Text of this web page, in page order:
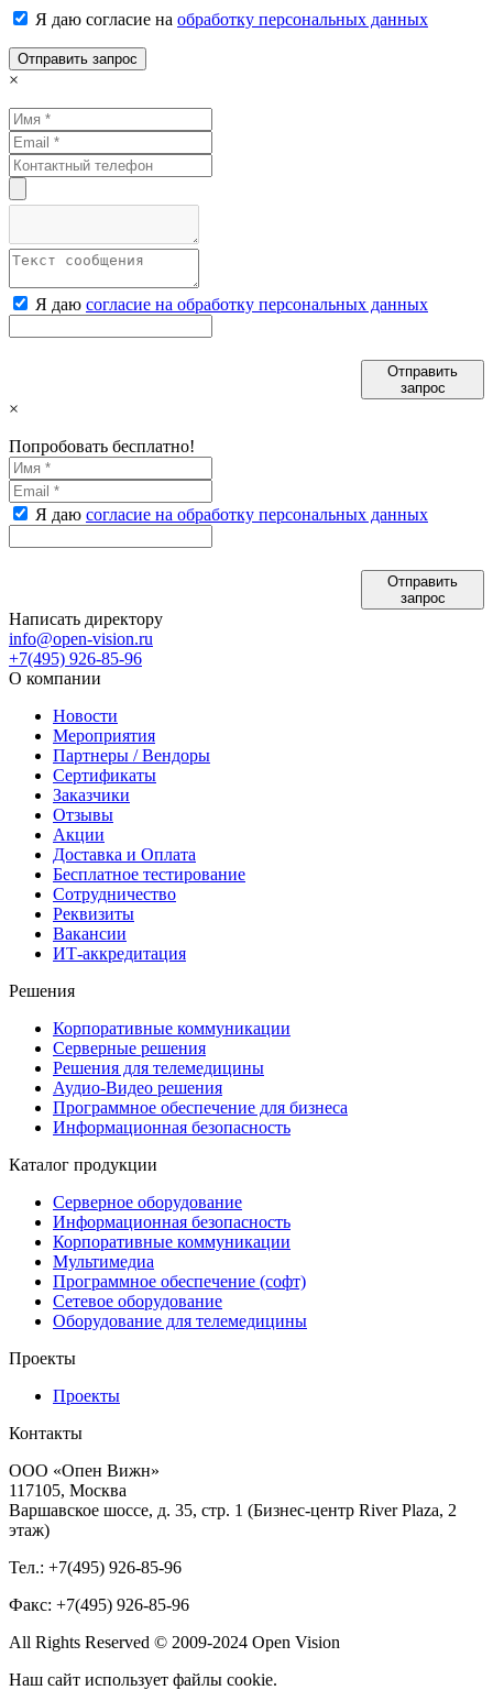
Я даю согласие на обработку персональных данных
Отправить запрос
×
Я даю согласие на обработку персональных данных
Отправить
запрос
×
Попробовать бесплатно!
Я даю согласие на обработку персональных данных
Отправить
запрос
Написать директору
info@open-vision.ru
+7(495) 926-85-96
О компании
Новости
Мероприятия
Партнеры / Вендоры
Сертификаты
Заказчики
Отзывы
Акции
Доставка и Оплата
Бесплатное тестирование
Сотрудничество
Реквизиты
Вакансии
ИТ-аккредитация
Решения
Корпоративные коммуникации
Серверные решения
Решения для телемедицины
Аудио-Видео решения
Программное обеспечение для бизнеса
Информационная безопасность
Каталог продукции
Серверное оборудование
Информационная безопасность
Корпоративные коммуникации
Мультимедиа
Программное обеспечение (софт)
Сетевое оборудование
Оборудование для телемедицины
Проекты
Проекты
Контакты
ООО «Опен Вижн»
117105, Москва
Варшавское шоссе, д. 35, стр. 1 (Бизнес-центр River Plaza, 2
этаж)
Тел.: +7(495) 926-85-96
Факс: +7(495) 926-85-96
All Rights Reserved © 2009-2024 Open Vision
Наш сайт использует файлы cookie.